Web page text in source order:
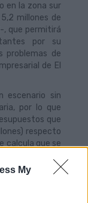
My
en la zona sur
millones de
, que permitirá
por su
problemas de
de El
escenario sin
por lo que
que
respecto
calcula que se
en
más que en